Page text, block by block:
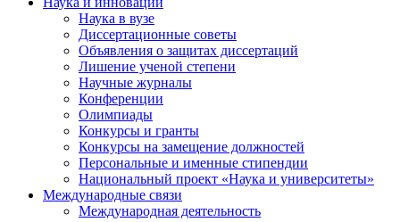
Наука в вузе
Диссертационные советы
Объявления о защитах диссертаций
Лишение ученой степени
Научные журналы
Конференции
Олимпиады
Конкурсы и гранты
Конкурсы на замещение должностей
Персональные и именные стипендии
Национальный проект «Наука и университеты»
Международные связи
Международная деятельность